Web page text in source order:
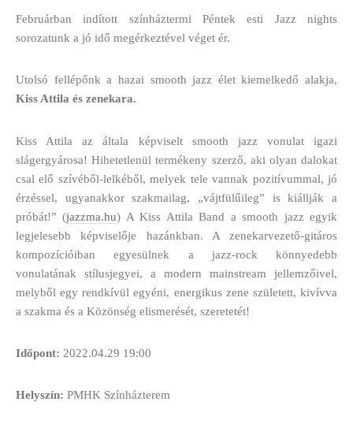
Februárban indított színháztermi Péntek esti Jazz nights
sorozatunk a jó idő megérkeztével véget ér.
Utolsó fellépőnk a hazai smooth jazz élet kiemelkedő alakja,
Kiss Attila és zenekara.
Kiss Attila az általa képviselt smooth jazz vonulat igazi
slágergyárosa! Hihetetlenül termékeny szerző, aki olyan dalokat
csal elő szívéből-lelkéből, melyek tele vannak pozitívummal, jó
érzéssel, ugyanakkor szakmailag, „vájtfülűileg” is kiállják a
próbát!” (jazzma.hu) A Kiss Attila Band a smooth jazz egyik
legjelesebb képviselője hazánkban. A zenekarvezető-gitáros
kompozícióiban egyesülnek a jazz-rock könnyedebb
vonulatának stílusjegyei, a modern mainstream jellemzőivel,
melyből egy rendkívül egyéni, energikus zene született, kivívva
a szakma és a Közönség elismerését, szeretetét!
Időpont: 2022.04.29 19:00
Helyszín: PMHK Színházterem